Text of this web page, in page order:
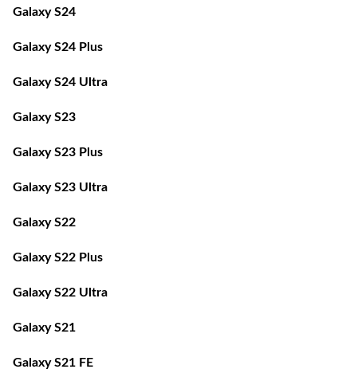
Galaxy S24
Galaxy S24 Plus
Galaxy S24 Ultra
Galaxy S23
Galaxy S23 Plus
Galaxy S23 Ultra
Galaxy S22
Galaxy S22 Plus
Galaxy S22 Ultra
Galaxy S21
Galaxy S21 FE